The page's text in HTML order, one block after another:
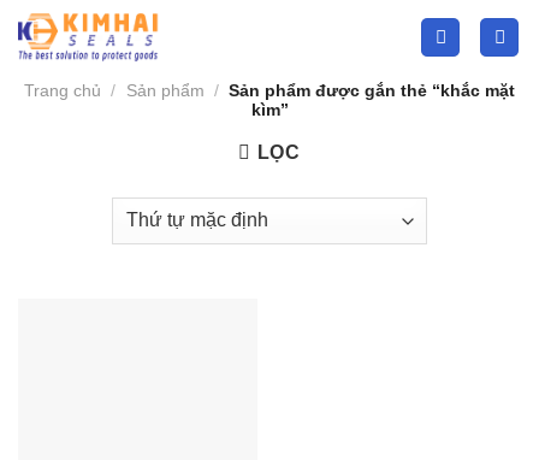
Skip
Trang chủ / Sản phẩm / Sản phẩm được gắn thẻ “khắc mặt
kìm”
LỌC